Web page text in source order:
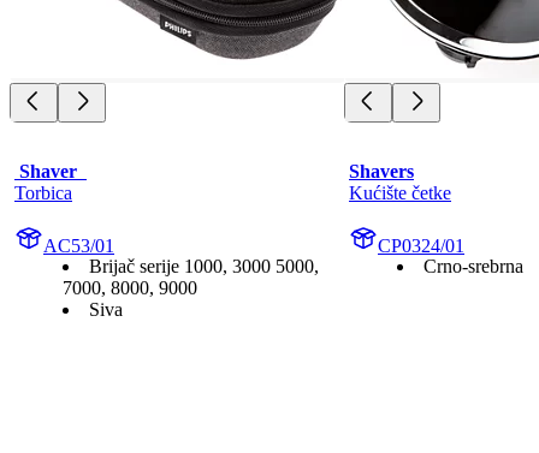
Shaver
Torbica
AC53/01
Brijač serije 1000, 3000 5000,
7000, 8000, 9000
Siva
Shavers
Kućište četke
CP0324/01
Crno-srebrna